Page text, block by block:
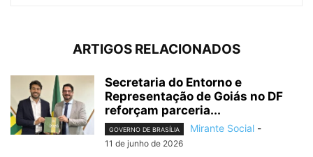
ARTIGOS RELACIONADOS
Secretaria do Entorno e
Representação de Goiás no DF
reforçam parceria...
GOVERNO DE BRASÍLIA Mirante Social -
11 de junho de 2026